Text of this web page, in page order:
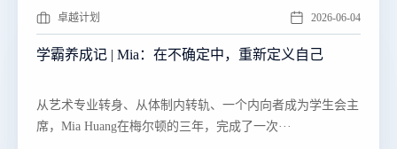
卓越计划 2026-06-04
学霸养成记 | Mia：在不确定中，重新定义自己
​​从艺术专业转身、从体制内转轨、一个内向者成为学生会主
席，Mia Huang在梅尔顿的三年，完成了一次···